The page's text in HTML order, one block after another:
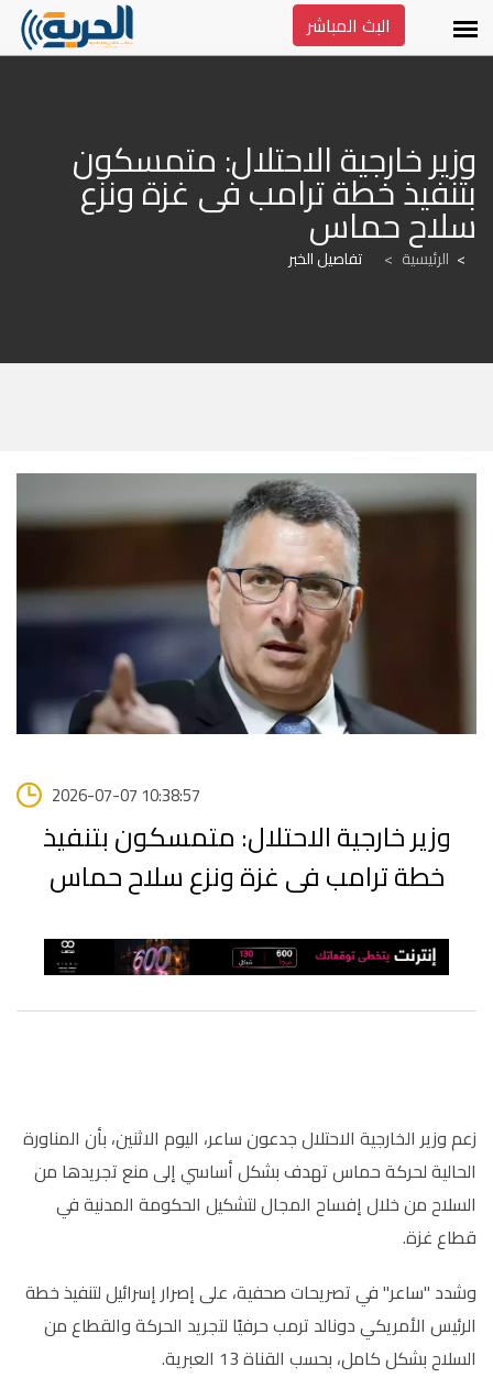
البث المباشر
بتنفيذ خطة ترامب فى غزة ونزع
سلاح حماس
الرئيسية > تفاصيل الخبر
2026-07-07 10:38:57
وزير خارجية الاحتلال: متمسكون بتنفيذ
خطة ترامب فى غزة ونزع سلاح حماس
زعم وزير الخارجية الاحتلال جدعون ساعر، اليوم الاثنين، بأن المناورة
الحالية لحركة حماس تهدف بشكل أساسي إلى منع تجريدها من
السلاح من خلال إفساح المجال لتشكيل الحكومة المدنية في
قطاع غزة.
وشدد "ساعر" في تصريحات صحفية، على إصرار إسرائيل لتنفيذ خطة
الرئيس الأمريكي دونالد ترمب حرفيًا لتجريد الحركة والقطاع من
السلاح بشكل كامل، بحسب القناة 13 العبرية.